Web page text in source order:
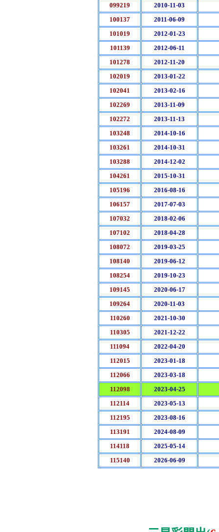
099219
2010-11-03
100137
2011-06-09
101019
2012-01-23
101139
2012-06-11
101278
2012-11-20
102019
2013-01-22
102041
2013-02-16
102269
2013-11-09
102272
2013-11-13
103248
2014-10-16
103261
2014-10-31
103288
2014-12-02
104261
2015-10-31
105196
2016-08-16
106157
2017-07-03
107032
2018-02-06
107102
2018-04-28
108072
2019-03-25
108140
2019-06-12
108254
2019-10-23
109145
2020-06-17
109264
2020-11-03
110260
2021-10-30
110305
2021-12-22
111094
2022-04-20
112015
2023-01-18
112066
2023-03-18
112098
2023-04-25
112114
2023-05-13
112195
2023-08-16
113191
2024-08-09
114118
2025-05-14
115140
2026-06-09